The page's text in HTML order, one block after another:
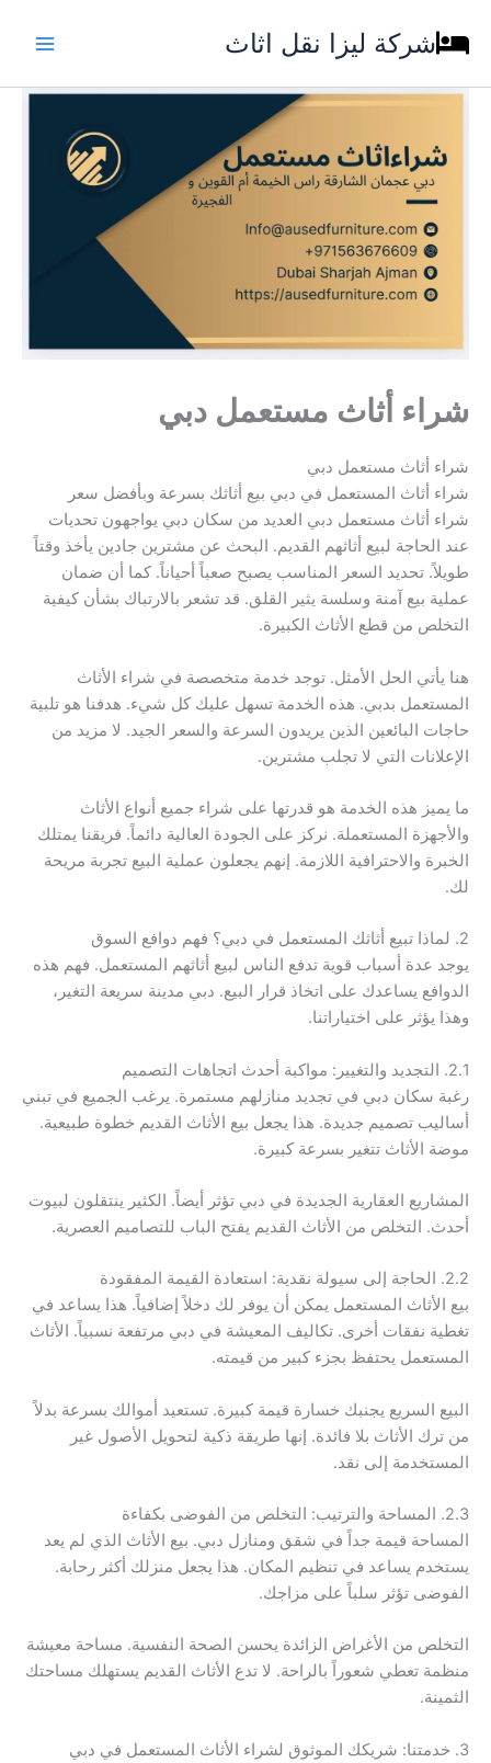
إلى
شركة ليزا نقل اثاث
شراء أثاث مستعمل دبي
شراء أثاث مستعمل دبي
شراء أثاث المستعمل في دبي بيع أثاثك بسرعة وبأفضل سعر
شراء أثاث مستعمل دبي العديد من سكان دبي يواجهون تحديات
عند الحاجة لبيع أثاثهم القديم. البحث عن مشترين جادين يأخذ وقتاً
طويلاً. تحديد السعر المناسب يصبح صعباً أحياناً. كما أن ضمان
عملية بيع آمنة وسلسة يثير القلق. قد تشعر بالارتباك بشأن كيفية
التخلص من قطع الأثاث الكبيرة.
هنا يأتي الحل الأمثل. توجد خدمة متخصصة في شراء الأثاث
المستعمل بدبي. هذه الخدمة تسهل عليك كل شيء. هدفنا هو تلبية
حاجات البائعين الذين يريدون السرعة والسعر الجيد. لا مزيد من
الإعلانات التي لا تجلب مشترين.
ما يميز هذه الخدمة هو قدرتها على شراء جميع أنواع الأثاث
والأجهزة المستعملة. نركز على الجودة العالية دائماً. فريقنا يمتلك
الخبرة والاحترافية اللازمة. إنهم يجعلون عملية البيع تجربة مريحة
لك.
2. لماذا تبيع أثاثك المستعمل في دبي؟ فهم دوافع السوق
يوجد عدة أسباب قوية تدفع الناس لبيع أثاثهم المستعمل. فهم هذه
الدوافع يساعدك على اتخاذ قرار البيع. دبي مدينة سريعة التغير،
وهذا يؤثر على اختياراتنا.
2.1. التجديد والتغيير: مواكبة أحدث اتجاهات التصميم
رغبة سكان دبي في تجديد منازلهم مستمرة. يرغب الجميع في تبني
أساليب تصميم جديدة. هذا يجعل بيع الأثاث القديم خطوة طبيعية.
موضة الأثاث تتغير بسرعة كبيرة.
المشاريع العقارية الجديدة في دبي تؤثر أيضاً. الكثير ينتقلون لبيوت
أحدث. التخلص من الأثاث القديم يفتح الباب للتصاميم العصرية.
2.2. الحاجة إلى سيولة نقدية: استعادة القيمة المفقودة
بيع الأثاث المستعمل يمكن أن يوفر لك دخلاً إضافياً. هذا يساعد في
تغطية نفقات أخرى. تكاليف المعيشة في دبي مرتفعة نسبياً. الأثاث
المستعمل يحتفظ بجزء كبير من قيمته.
البيع السريع يجنبك خسارة قيمة كبيرة. تستعيد أموالك بسرعة بدلاً
من ترك الأثاث بلا فائدة. إنها طريقة ذكية لتحويل الأصول غير
المستخدمة إلى نقد.
2.3. المساحة والترتيب: التخلص من الفوضى بكفاءة
المساحة قيمة جداً في شقق ومنازل دبي. بيع الأثاث الذي لم يعد
يستخدم يساعد في تنظيم المكان. هذا يجعل منزلك أكثر رحابة.
الفوضى تؤثر سلباً على مزاجك.
التخلص من الأغراض الزائدة يحسن الصحة النفسية. مساحة معيشة
منظمة تعطي شعوراً بالراحة. لا تدع الأثاث القديم يستهلك مساحتك
الثمينة.
3. خدمتنا: شريكك الموثوق لشراء الأثاث المستعمل في دبي